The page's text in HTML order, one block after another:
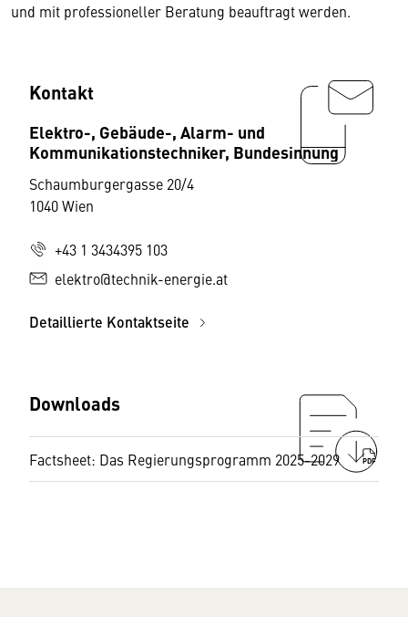
und mit professioneller Beratung beauftragt werden.
Kontakt
Elektro-, Gebäude-, Alarm- und
Kommunikationstechniker, Bundesinnung
Schaumburgergasse 20/4
1040 Wien
+43 1 3434395 103
elektro@technik-energie.at
Detaillierte Kontaktseite
Downloads
Factsheet: Das Regierungsprogramm 2025-2029 PDF